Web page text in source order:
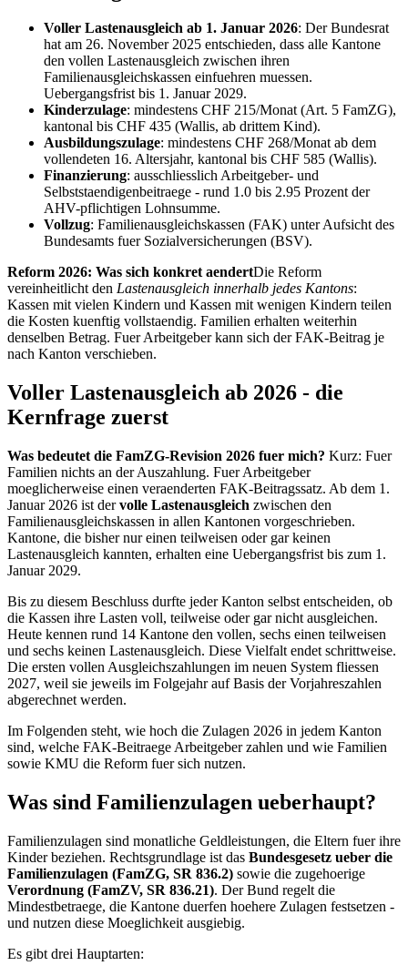
Voller Lastenausgleich ab 1. Januar 2026: Der Bundesrat
hat am 26. November 2025 entschieden, dass alle Kantone
den vollen Lastenausgleich zwischen ihren
Familienausgleichskassen einfuehren muessen.
Uebergangsfrist bis 1. Januar 2029.
Kinderzulage: mindestens CHF 215/Monat (Art. 5 FamZG),
kantonal bis CHF 435 (Wallis, ab drittem Kind).
Ausbildungszulage: mindestens CHF 268/Monat ab dem
vollendeten 16. Altersjahr, kantonal bis CHF 585 (Wallis).
Finanzierung: ausschliesslich Arbeitgeber- und
Selbststaendigenbeitraege - rund 1.0 bis 2.95 Prozent der
AHV-pflichtigen Lohnsumme.
Vollzug: Familienausgleichskassen (FAK) unter Aufsicht des
Bundesamts fuer Sozialversicherungen (BSV).
Reform 2026: Was sich konkret aendertDie Reform
vereinheitlicht den Lastenausgleich innerhalb jedes Kantons:
Kassen mit vielen Kindern und Kassen mit wenigen Kindern teilen
die Kosten kuenftig vollstaendig. Familien erhalten weiterhin
denselben Betrag. Fuer Arbeitgeber kann sich der FAK-Beitrag je
nach Kanton verschieben.
Voller Lastenausgleich ab 2026 - die
Kernfrage zuerst
Was bedeutet die FamZG-Revision 2026 fuer mich? Kurz: Fuer
Familien nichts an der Auszahlung. Fuer Arbeitgeber
moeglicherweise einen veraenderten FAK-Beitragssatz. Ab dem 1.
Januar 2026 ist dervolle Lastenausgleich zwischen den
Familienausgleichskassen in allen Kantonen vorgeschrieben.
Kantone, die bisher nur einen teilweisen oder gar keinen
Lastenausgleich kannten, erhalten eine Uebergangsfrist bis zum 1.
Januar 2029.
Bis zu diesem Beschluss durfte jeder Kanton selbst entscheiden, ob
die Kassen ihre Lasten voll, teilweise oder gar nicht ausgleichen.
Heute kennen rund 14 Kantone den vollen, sechs einen teilweisen
und sechs keinen Lastenausgleich. Diese Vielfalt endet schrittweise.
Die ersten vollen Ausgleichszahlungen im neuen System fliessen
2027, weil sie jeweils im Folgejahr auf Basis der Vorjahreszahlen
abgerechnet werden.
Im Folgenden steht, wie hoch die Zulagen 2026 in jedem Kanton
sind, welche FAK-Beitraege Arbeitgeber zahlen und wie Familien
sowie KMU die Reform fuer sich nutzen.
Was sind Familienzulagen ueberhaupt?
Familienzulagen sind monatliche Geldleistungen, die Eltern fuer ihre
Kinder beziehen. Rechtsgrundlage ist das Bundesgesetz ueber die
Familienzulagen (FamZG, SR 836.2) sowie die zugehoerige
Verordnung (FamZV, SR 836.21). Der Bund regelt die
Mindestbetraege, die Kantone duerfen hoehere Zulagen festsetzen -
und nutzen diese Moeglichkeit ausgiebig.
Es gibt drei Hauptarten: